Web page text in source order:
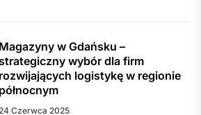
Magazyny w Gdańsku –
strategiczny wybór dla firm
rozwijających logistykę w regionie
północnym
24 Czerwca 2025